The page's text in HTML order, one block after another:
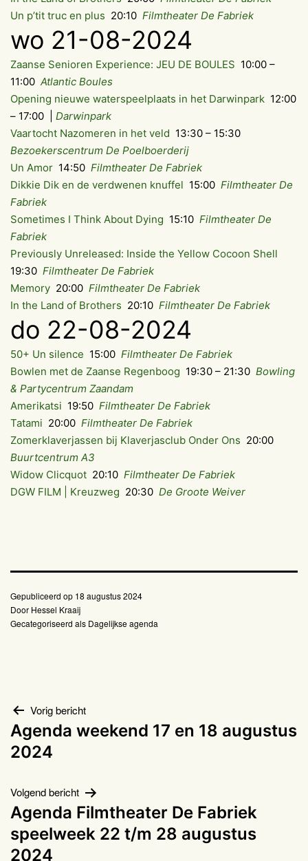
Un p’tit truc en plus 20:10 Filmtheater De Fabriek
wo 21-08-2024
Zaanse Senioren Experience: JEU DE BOULES 10:00 –
11:00 Atlantic Boules
Opening nieuwe waterspeelplaats in het Darwinpark 12:00
– 17:00 | Darwinpark
Vaartocht Nazomeren in het veld 13:30 – 15:30
Bezoekerscentrum De Poelboerderij
Un Amor 14:50 Filmtheater De Fabriek
Dikkie Dik en de verdwenen knuffel 15:00 Filmtheater De
Fabriek
Sometimes I Think About Dying 15:10 Filmtheater De
Fabriek
Previously Unreleased: Inside the Yellow Cocoon Shell
19:30 Filmtheater De Fabriek
Memory 20:00 Filmtheater De Fabriek
In the Land of Brothers 20:10 Filmtheater De Fabriek
do 22-08-2024
50+ Un silence 15:00 Filmtheater De Fabriek
Bowlen met de Zaanse Regenboog 19:30 – 21:30 Bowling
& Partycentrum Zaandam
Amerikatsi 19:50 Filmtheater De Fabriek
Tatami 20:00 Filmtheater De Fabriek
Zomerklaverjassen bij Klaverjasclub Onder Ons 20:00
Buurtcentrum A3
Widow Clicquot 20:10 Filmtheater De Fabriek
DGW FILM | Kreuzweg 20:30 De Groote Weiver
Gepubliceerd op 18 augustus 2024
Door Hessel Kraaij
Gecategoriseerd als Dagelijkse agenda
Bericht
navigatie
Vorig bericht
Agenda weekend 17 en 18 augustus
2024
Volgend bericht
Agenda Filmtheater De Fabriek
speelweek 22 t/m 28 augustus
2024